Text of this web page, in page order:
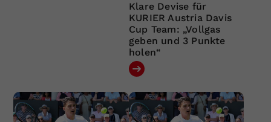
Klare Devise für
KURIER Austria Davis
Cup Team: „Vollgas
geben und 3 Punkte
holen“